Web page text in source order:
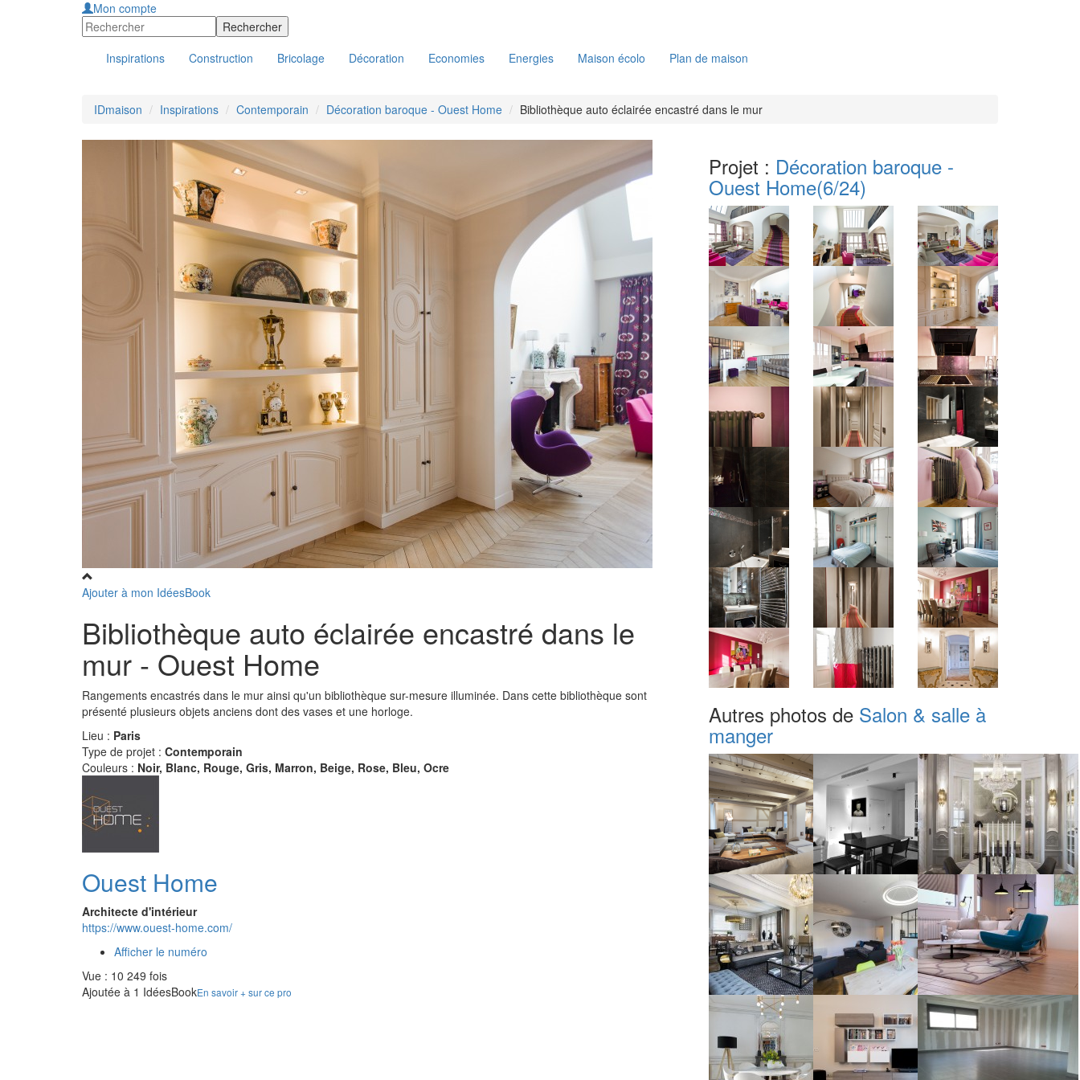
Mon compte
Inspirations Construction Bricolage Décoration Economies Energies Maison écolo Plan de maison
IDmaison Inspirations Contemporain Décoration baroque - Ouest Home Bibliothèque auto éclairée encastré dans le mur
Ajouter à mon IdéesBook
Bibliothèque auto éclairée encastré dans le
mur - Ouest Home
Rangements encastrés dans le mur ainsi qu'un bibliothèque sur-mesure illuminée. Dans cette bibliothèque sont
présenté plusieurs objets anciens dont des vases et une horloge.
Lieu : Paris
Type de projet : Contemporain
Couleurs : Noir, Blanc, Rouge, Gris, Marron, Beige, Rose, Bleu, Ocre
Ouest Home
Architecte d'intérieur
https://www.ouest-home.com/
Afficher le numéro
Vue : 10 249 fois
Ajoutée à 1 IdéesBookEn savoir + sur ce pro
Projet : Décoration baroque -
Ouest Home(6/24)
Autres photos de Salon & salle à
manger